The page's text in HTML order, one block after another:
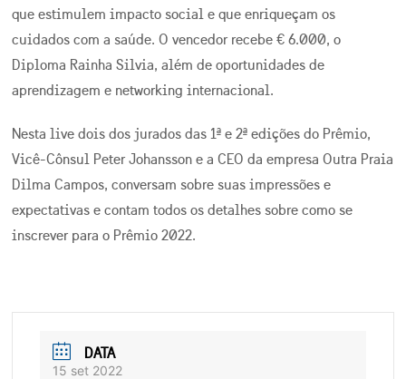
que estimulem impacto social e que enriqueçam os
cuidados com a saúde. O vencedor recebe € 6.000, o
Diploma Rainha Silvia, além de oportunidades de
aprendizagem e networking internacional.
Nesta live dois dos jurados das 1ª e 2ª edições do Prêmio,
Vicê-Cônsul Peter Johansson e a CEO da empresa Outra Praia
Dilma Campos, conversam sobre suas impressões e
expectativas e contam todos os detalhes sobre como se
inscrever para o Prêmio 2022.
DATA
15 set 2022